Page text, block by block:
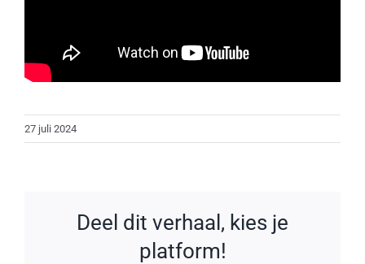
27 juli 2024
Deel dit verhaal, kies je
platform!